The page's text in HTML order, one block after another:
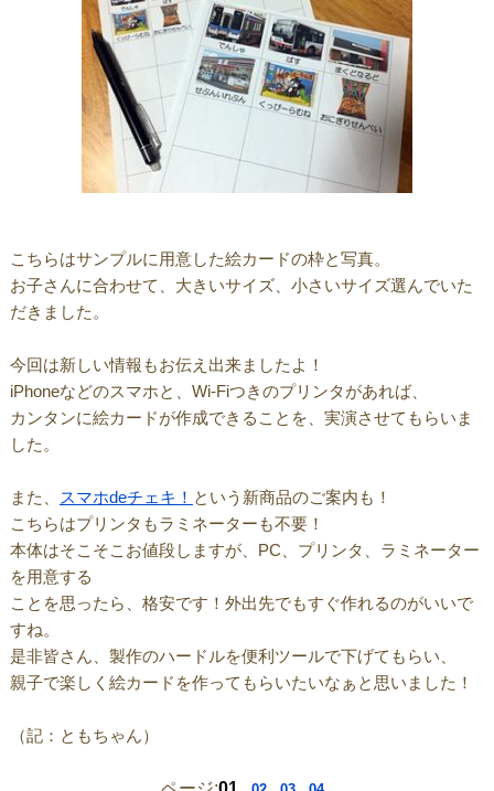
こちらはサンプルに用意した絵カードの枠と写真。
お子さんに合わせて、大きいサイズ、小さいサイズ選んでいた
だきました。
今回は新しい情報もお伝え出来ましたよ！
iPhoneなどのスマホと、Wi-Fiつきのプリンタがあれば、
カンタンに絵カードが作成できることを、実演させてもらいま
した。
また、 スマホdeチェキ！ という新商品のご案内も！
こちらはプリンタもラミネーターも不要！
本体はそこそこお値段しますが、PC、プリンタ、ラミネーター
を用意する
ことを思ったら、格安です！外出先でもすぐ作れるのがいいで
すね。
是非皆さん、製作のハードルを便利ツールで下げてもらい、
親子で楽しく絵カードを作ってもらいたいなぁと思いました！
（記：ともちゃん）